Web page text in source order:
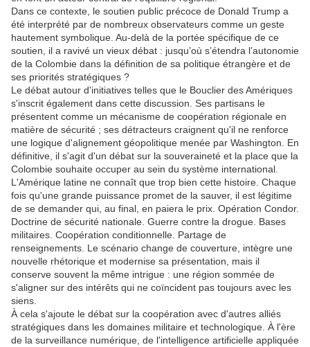
Dans ce contexte, le soutien public précoce de Donald Trump a
été interprété par de nombreux observateurs comme un geste
hautement symbolique. Au-delà de la portée spécifique de ce
soutien, il a ravivé un vieux débat : jusqu’où s’étendra l’autonomie
de la Colombie dans la définition de sa politique étrangère et de
ses priorités stratégiques ?
Le débat autour d'initiatives telles que le Bouclier des Amériques
s'inscrit également dans cette discussion. Ses partisans le
présentent comme un mécanisme de coopération régionale en
matière de sécurité ; ses détracteurs craignent qu'il ne renforce
une logique d'alignement géopolitique menée par Washington. En
définitive, il s'agit d'un débat sur la souveraineté et la place que la
Colombie souhaite occuper au sein du système international.
L'Amérique latine ne connaît que trop bien cette histoire. Chaque
fois qu'une grande puissance promet de la sauver, il est légitime
de se demander qui, au final, en paiera le prix. Opération Condor.
Doctrine de sécurité nationale. Guerre contre la drogue. Bases
militaires. Coopération conditionnelle. Partage de
renseignements. Le scénario change de couverture, intègre une
nouvelle rhétorique et modernise sa présentation, mais il
conserve souvent la même intrigue : une région sommée de
s'aligner sur des intérêts qui ne coïncident pas toujours avec les
siens.
À cela s'ajoute le débat sur la coopération avec d'autres alliés
stratégiques dans les domaines militaire et technologique. À l'ère
de la surveillance numérique, de l'intelligence artificielle appliquée